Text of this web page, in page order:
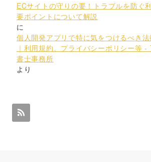
ECサイトの守りの要！トラブルを防ぐ
要ポイントについて解説
に
個人開発アプリで特に気をつけるべき
｜利用規約、プライバシーポリシー等
書士事務所
より